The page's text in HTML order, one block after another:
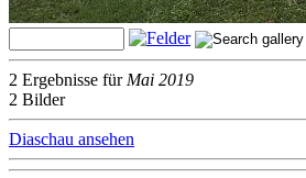
2 Ergebnisse für Mai 2019
2 Bilder
Diaschau ansehen